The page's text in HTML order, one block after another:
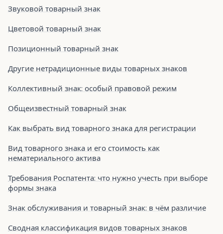
Звуковой товарный знак
Цветовой товарный знак
Позиционный товарный знак
Другие нетрадиционные виды товарных знаков
Коллективный знак: особый правовой режим
Общеизвестный товарный знак
Как выбрать вид товарного знака для регистрации
Вид товарного знака и его стоимость как
нематериального актива
Требования Роспатента: что нужно учесть при выборе
формы знака
Знак обслуживания и товарный знак: в чём различие
Сводная классификация видов товарных знаков